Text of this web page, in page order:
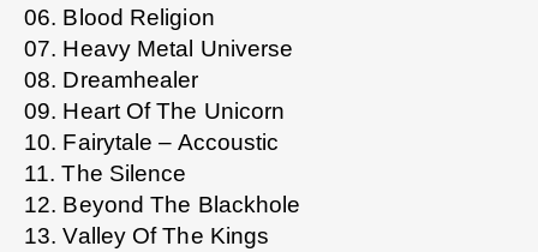
06. Blood Religion
07. Heavy Metal Universe
08. Dreamhealer
09. Heart Of The Unicorn
10. Fairytale – Accoustic
11. The Silence
12. Beyond The Blackhole
13. Valley Of The Kings